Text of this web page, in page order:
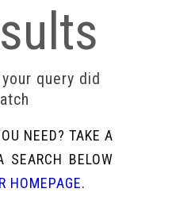
query did
NEED? TAKE A
SEARCH BELOW
HOMEPAGE.